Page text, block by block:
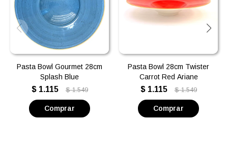
Pasta Bowl Gourmet 28cm
Splash Blue
$ 1.115 $ 1.549
Pasta Bowl 28cm Twister
Carrot Red Ariane
$ 1.115 $ 1.549